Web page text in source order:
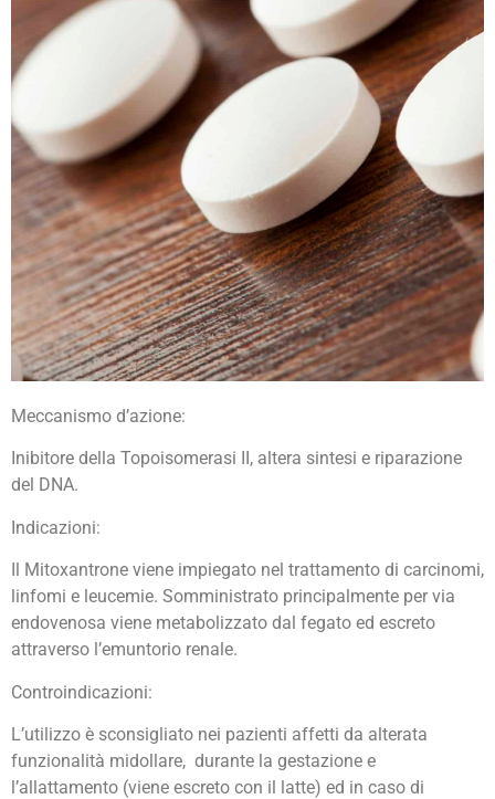
Mitoxantrone
Meccanismo d’azione:
Inibitore della Topoisomerasi II, altera sintesi e riparazione
del DNA.
Indicazioni:
Il Mitoxantrone viene impiegato nel trattamento di carcinomi,
linfomi e leucemie. Somministrato principalmente per via
endovenosa viene metabolizzato dal fegato ed escreto
attraverso l’emuntorio renale.
Controindicazioni:
L’utilizzo è sconsigliato nei pazienti affetti da alterata
funzionalità midollare, durante la gestazione e
l’allattamento (viene escreto con il latte) ed in caso di